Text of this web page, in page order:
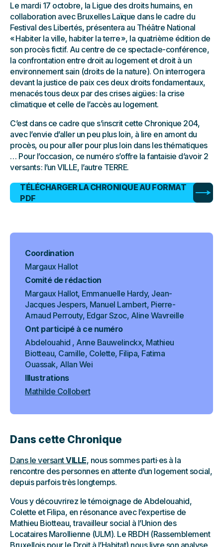
Le mardi 17 octobre, la Ligue des droits humains, en
collaboration avec Bruxelles Laïque dans le cadre du
Festival des Libertés, présentera au Théâtre National
« Habiter la ville, habiter la terre », la quatrième édition de
son procès fictif. Au centre de ce spectacle-conférence,
la confrontation entre droit au logement et droit à un
environnement sain (droits de la nature). On interrogera
devant la justice de paix ces deux droits fondamentaux,
menacés tous deux par des crises aigües : la crise
climatique et celle de l’accès au logement.
C’est dans ce cadre que s’inscrit cette Chronique 204,
avec l’envie d’aller un peu plus loin, à lire en amont du
procès, ou pour aller pour plus loin dans les thématiques
… Pour l’occasion, ce numéro s’offre la fantaisie d’avoir 2
versants : l’un VILLE, l’autre TERRE.
TÉLÉCHARGER LA CHRONIQUE AU FORMAT
PDF
Coordination
Margaux Hallot
Comité de rédaction
Margaux Hallot, Emmanuelle Hardy, Jean-
Jacques Jespers, Manuel Lambert, Pierre-
Arnaud Perrouty, Edgar Szoc, Aline Wavreille
Ont participé à ce numéro
Abdelouahid , Anne Bauwelinckx, Mathieu
Biotteau, Camille, Colette, Filipa, Fatima
Ouassak, Allan Wei
Illustrations
Mathilde Collobert
Dans cette Chronique
Dans le versantVILLE, nous sommes parti·es à la
rencontre des personnes en attente d’un logement social,
depuis parfois très longtemps.
Vous y découvrirez le témoignage de Abdelouahid,
Colette et Filipa, en résonance avec l’expertise de
Mathieu Biotteau, travailleur social à l’Union des
Locataires Marollienne (ULM). Le RBDH (Rassemblement